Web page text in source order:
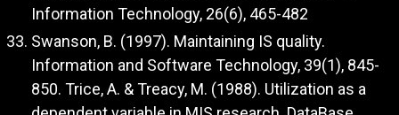
Information Technology, 26(6), 465-482
Swanson, B. (1997). Maintaining IS quality.
Information and Software Technology, 39(1), 845-
850. Trice, A. & Treacy, M. (1988). Utilization as a